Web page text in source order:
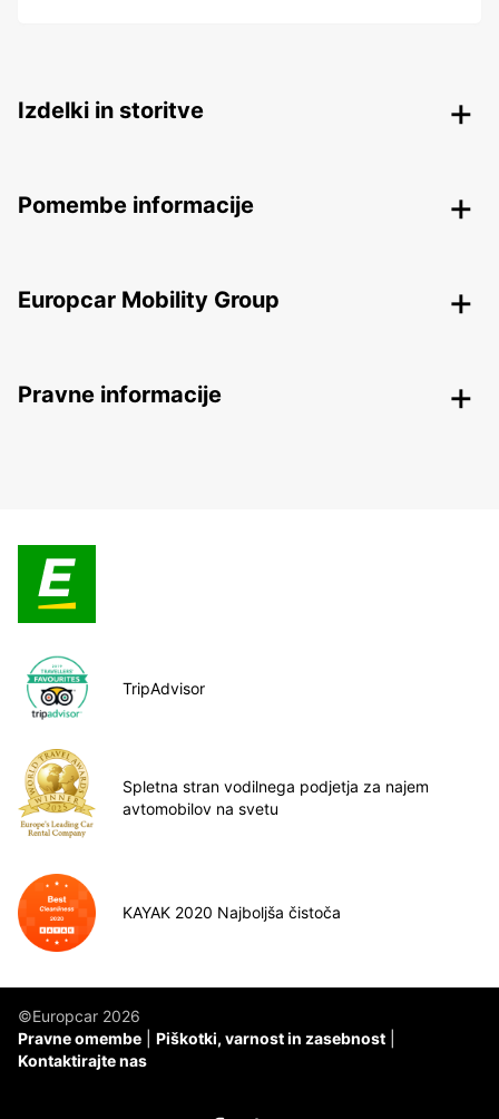
Izdelki in storitve
Pomembe informacije
Europcar Mobility Group
Pravne informacije
TripAdvisor
Spletna stran vodilnega podjetja za najem
avtomobilov na svetu
KAYAK 2020 Najboljša čistoča
©Europcar 2026
Pravne omembe
Piškotki, varnost in zasebnost
Kontaktirajte nas